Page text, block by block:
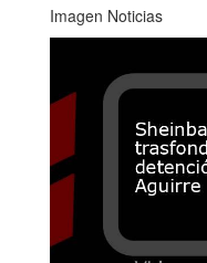
Imagen Noticias